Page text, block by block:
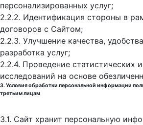
персонализированных услуг;
2.2.2. Идентификация стороны в
договоров с Сайтом;
2.2.3. Улучшение качества,
разработка услуг;
2.2.4. Проведение статистических
исследований на основе
3. Условия обработки персональной информации
третьим лицам
3.1. Сайт хранит персональную